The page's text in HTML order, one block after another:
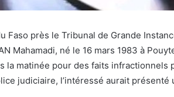
Faso près le Tribunal de Grande
Mahamadi, né le 16 mars 1983 à
la matinée pour des faits
judiciaire, l’intéressé aurait présenté